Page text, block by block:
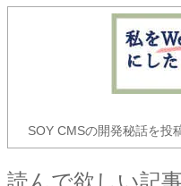
SOY CMSの開発秘話を投